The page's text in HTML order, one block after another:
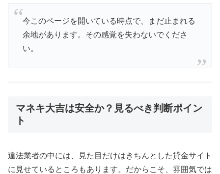
今このページを開いている時点で、まだ止まれる
余地があります。その感覚を失わないでくださ
い。
マネキ大吉は安全か？見るべき判断ポイン
ト
違法業者の中には、見た目だけはきちんとした貸金サイト
に見せているところもあります。だからこそ、雰囲気では